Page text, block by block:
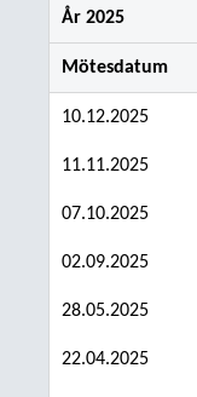
År 2025
Mötesdatum
10.12.2025
11.11.2025
07.10.2025
02.09.2025
28.05.2025
22.04.2025